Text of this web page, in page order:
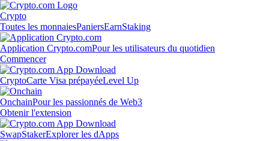
Crypto
Toutes les monnaiesPaniersEarnStaking
Application Crypto.comPour les utilisateurs du quotidien
Commencer
CryptoCarte Visa prépayéeLevel Up
OnchainPour les passionnés de Web3
Obtenir l'extension
SwapStakerExplorer les dApps